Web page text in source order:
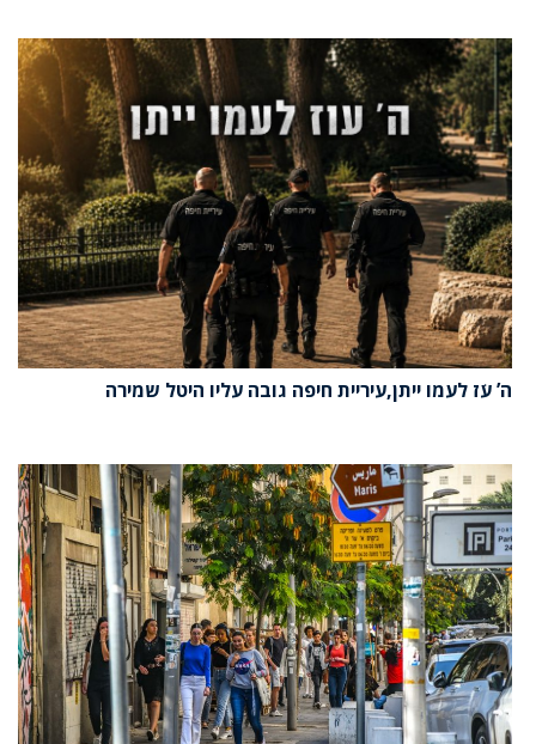
ה’ עֹז לעמו ייתן,עיריית חיפה גובה עליו היטל שמירה